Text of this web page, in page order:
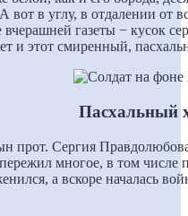
вот в углу, в отдалении от
газеты − кусок
и этот смиренный,
Пасхальный
прот. Сергия
многое, в том числе
а вскоре началась